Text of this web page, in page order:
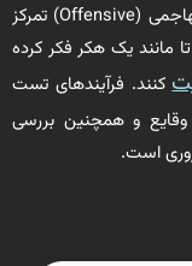
علاقه مندان منتقل می‌کند. این دوره بر رویکرد تهاجمی (Offensive) تمرکز
مانند یک هکر فکر کرده
کنند. فرآیندهای تست
وقایع و همچنین بررسی
است.